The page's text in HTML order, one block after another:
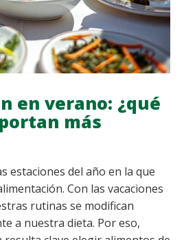
en verano: ¿qué
más
estaciones del año en la que
Con las vacaciones
rutinas se modifican
a nuestra dieta. Por eso,